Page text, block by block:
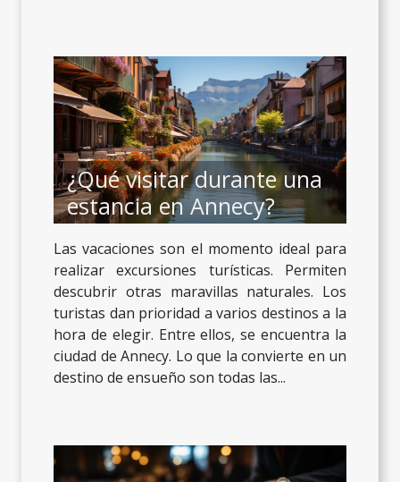
¿Qué visitar durante una
estancia en Annecy?
Las vacaciones son el momento ideal para
realizar excursiones turísticas. Permiten
descubrir otras maravillas naturales. Los
turistas dan prioridad a varios destinos a la
hora de elegir. Entre ellos, se encuentra la
ciudad de Annecy. Lo que la convierte en un
destino de ensueño son todas las...